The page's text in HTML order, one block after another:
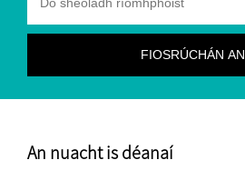
An nuacht is déanaí